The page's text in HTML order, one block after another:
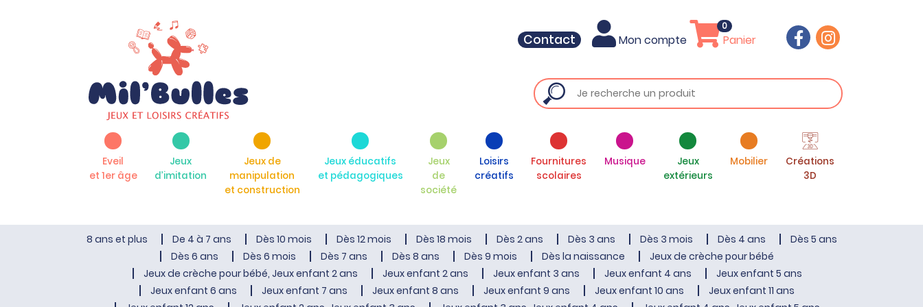
Contact Mon compte Panier
0
Eveil
et 1er âge
Jeux
d’imitation
Jeux de
manipulation
et construction
Jeux éducatifs
et pédagogiques
Jeux
de
société
Loisirs
créatifs
Fournitures
scolaires
Musique
Jeux
extérieurs
Mobilier
Créations
3D
8 ans et plus De 4 à 7 ans Dès 10 mois Dès 12 mois Dès 18 mois Dès 2 ans Dès 3 ans Dès 3 mois Dès 4 ans
Dès 5 ans
Dès 6 ans
Dès 6 mois Dès 7 ans Dès 8 ans Dès 9 mois Dès la naissance
Jeux de crèche pour bébé
Jeux de crèche pour bébé, Jeux enfant 2 ans
Jeux enfant 2 ans Jeux enfant 3 ans Jeux enfant 4 ans
Jeux enfant 5 ans
Jeux enfant 6 ans
Jeux enfant 7 ans Jeux enfant 8 ans Jeux enfant 9 ans Jeux enfant 10 ans
Jeux enfant 11 ans